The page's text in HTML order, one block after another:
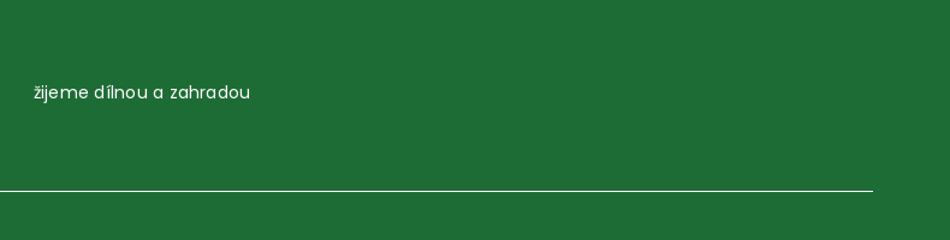
žijeme dílnou a zahradou